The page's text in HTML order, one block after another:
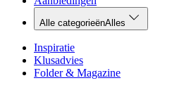
Alle categorieënAlles
Inspiratie
Klusadvies
Folder & Magazine